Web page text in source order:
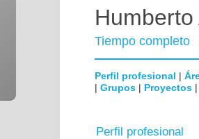
Tiempo completo
Perfil profesional |
| Grupos | Proyectos
Perfil profesional